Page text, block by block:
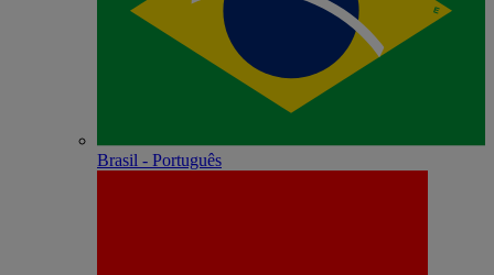
Brasil - Português